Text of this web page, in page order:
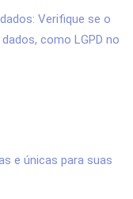
Verifique se o
como LGPD no
e únicas para suas